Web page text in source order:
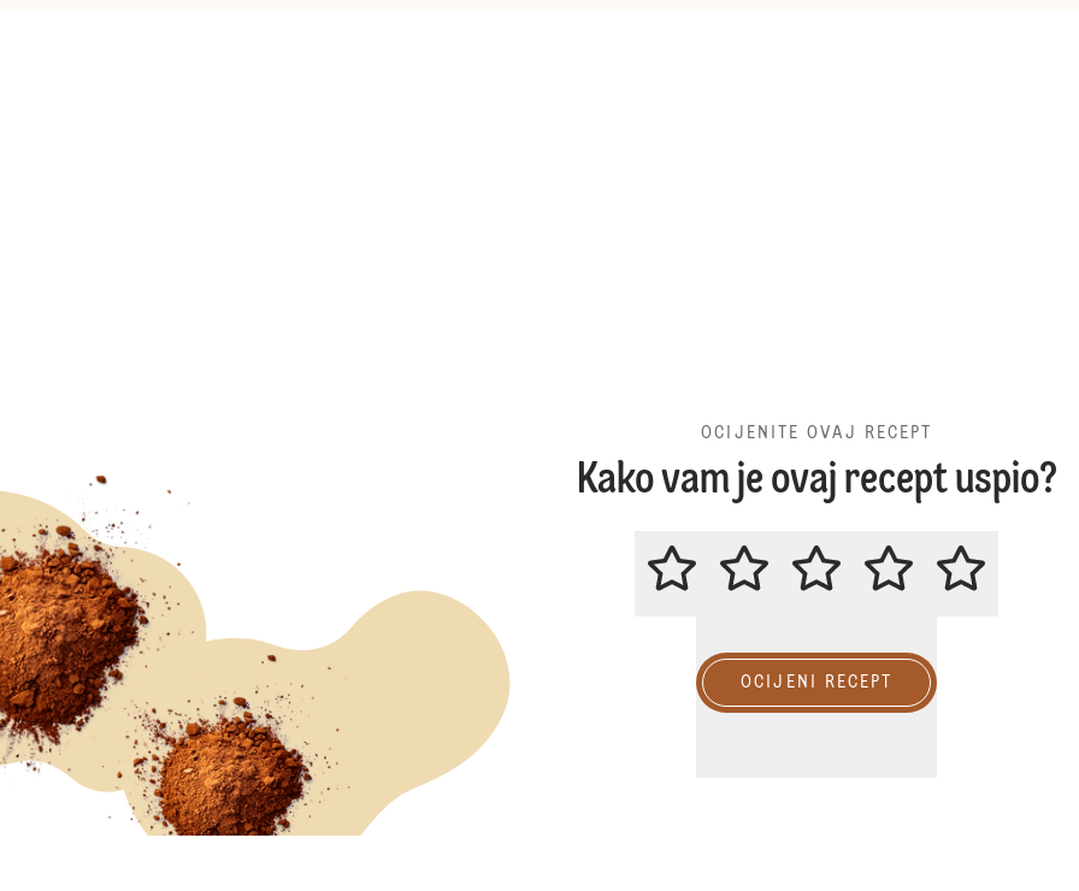
OCIJENITE OVAJ RECEPT
Kako vam je ovaj recept uspio?
OCIJENITE OVAJ RECEPT
OCIJENI RECEPT